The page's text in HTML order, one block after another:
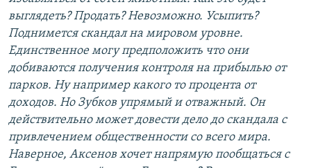
выглядеть? Продать? Невозможно. Усыпить?
Поднимется скандал на мировом уровне.
Единственное могу предположить что они
добиваются получения контроля на прибылью от
парков. Ну например какого то процента от
доходов. Но Зубков упрямый и отважный. Он
действительно может довести дело до скандала с
привлечением общественности со всего мира.
Наверное, Аксенов хочет напрямую пообщаться с